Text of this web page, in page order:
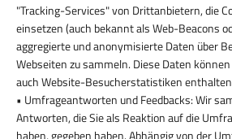
"Tracking-Services" von Drittanbietern, die
einsetzen (auch bekannt als Web-Beacons
aggregierte und anonymisierte Daten über
Webseiten zu sammeln. Diese Daten
auch Website-Besucherstatistiken
• Umfrageantworten und Feedbacks: Wir
Antworten, die Sie als Reaktion auf die
haben, gegeben haben. Abhängig von der